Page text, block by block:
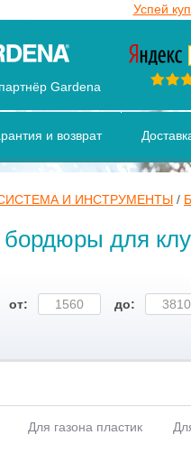
Успей
Gardena
и возврат
И ИНСТРУМЕНТЫ /
бордюры для
от:
до:
Для газона пластик